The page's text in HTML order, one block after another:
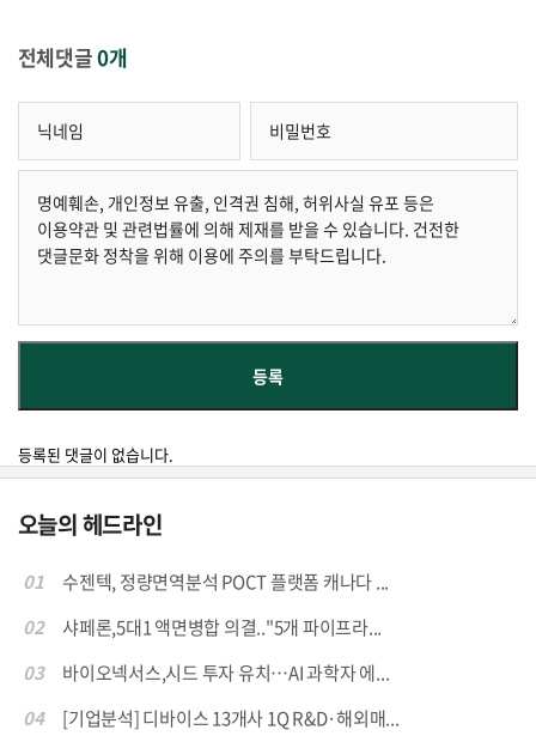
전체댓글0개
등록된 댓글이 없습니다.
오늘의 헤드라인
01
수젠텍, 정량면역분석 POCT 플랫폼 캐나다 ...
02
샤페론,5대1 액면병합 의결.."5개 파이프라...
03
바이오넥서스,시드 투자 유치…AI 과학자 에...
04
[기업분석] 디바이스 13개사 1Q R&D·해외매...